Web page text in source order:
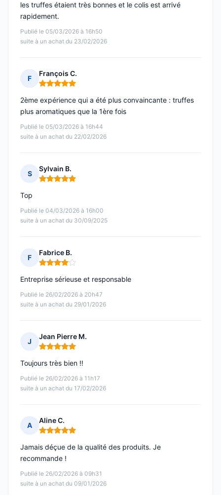
Publié le 05/03/2026 à 16h50
suite à un achat du 23/02/2026
les truffes étaient très bonnes et le colis est arrivé
rapidement.
F
François C.
Note : 5 sur 5
Publié le 05/03/2026 à 16h44
suite à un achat du 22/02/2026
2ème expérience qui a été plus convaincante : truffes
plus aromatiques que la 1ère fois
S
Sylvain B.
Note : 5 sur 5
Publié le 04/03/2026 à 16h00
suite à un achat du 30/09/2025
Top
F
Fabrice B.
Note : 4 sur 5
Publié le 26/02/2026 à 20h47
suite à un achat du 29/01/2026
Entreprise sérieuse et responsable
J
Jean Pierre M.
Note : 5 sur 5
Publié le 26/02/2026 à 11h17
suite à un achat du 17/02/2026
Toujours très bien !!
A
Aline C.
Note : 5 sur 5
Publié le 26/02/2026 à 09h31
suite à un achat du 09/01/2026
Jamais déçue de la qualité des produits. Je
recommande !